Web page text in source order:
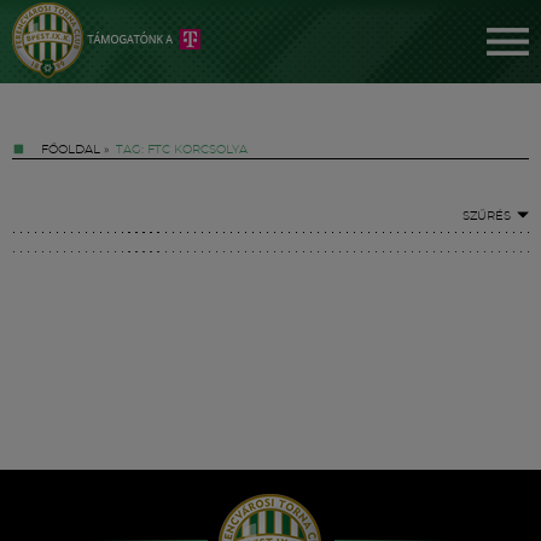
FŐOLDAL » TAG: FTC KORCSOLYA
SZŰRÉS
Hírek